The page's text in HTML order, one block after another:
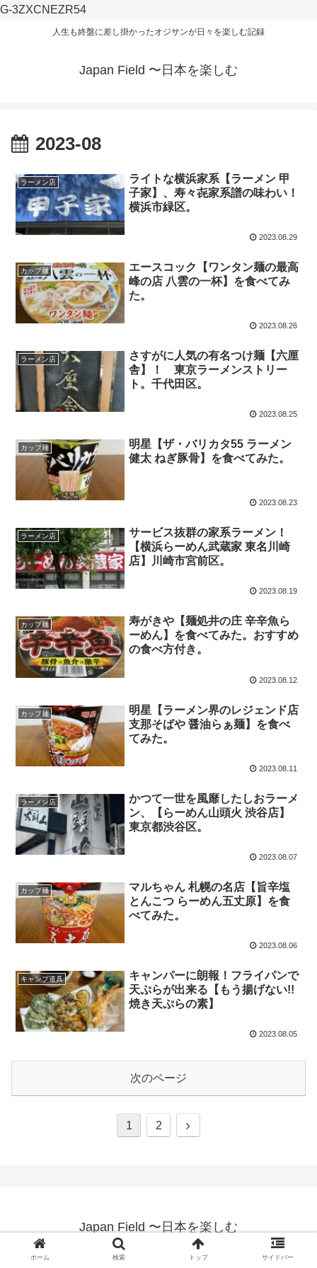
G-3ZXCNEZR54
人生も終盤に差し掛かったオジサンが日々を楽しむ記録
Japan Field 〜日本を楽しむ
2023-08
ラーメン店
ライトな横浜家系【ラーメン 甲
子家】、寿々㐂家系譜の味わい！
横浜市緑区。
2023.08.29
カップ麺
エースコック【ワンタン麺の最高
峰の店 八雲の一杯】を食べてみ
た。
2023.08.26
ラーメン店
さすがに人気の有名つけ麺【六厘
舎】！ 東京ラーメンストリー
ト。千代田区。
2023.08.25
カップ麺
明星【ザ・バリカタ55 ラーメン
健太 ねぎ豚骨】を食べてみた。
2023.08.23
ラーメン店
サービス抜群の家系ラーメン！
【横浜らーめん武蔵家 東名川崎
店】川崎市宮前区。
2023.08.19
カップ麺
寿がきや【麺処井の庄 辛辛魚ら
ーめん】を食べてみた。おすすめ
の食べ方付き。
2023.08.12
カップ麺
明星【ラーメン界のレジェンド店
支那そばや 醤油らぁ麺】を食べ
てみた。
2023.08.11
ラーメン店
かつて一世を風靡したしおラーメ
ン、【らーめん山頭火 渋谷店】
東京都渋谷区。
2023.08.07
カップ麺
マルちゃん 札幌の名店【旨辛塩
とんこつ らーめん五丈原】を食
べてみた。
2023.08.06
キャンプ道具
キャンパーに朗報！フライパンで
天ぷらが出来る【もう揚げない!!
焼き天ぷらの素】
2023.08.05
次のページ
1 2
Japan Field 〜日本を楽しむ
© 2021 Japan Field 〜日本を楽しむ.
ホーム 検索 トップ サイドバー